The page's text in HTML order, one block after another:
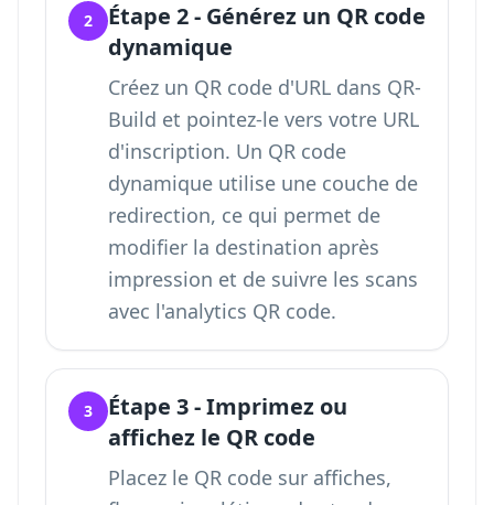
2
Étape 2 - Générez un QR code
dynamique
Créez un QR code d'URL dans QR-
Build et pointez-le vers votre URL
d'inscription. Un QR code
dynamique utilise une couche de
redirection, ce qui permet de
modifier la destination après
impression et de suivre les scans
avec l'analytics QR code.
3
Étape 3 - Imprimez ou
affichez le QR code
Placez le QR code sur affiches,